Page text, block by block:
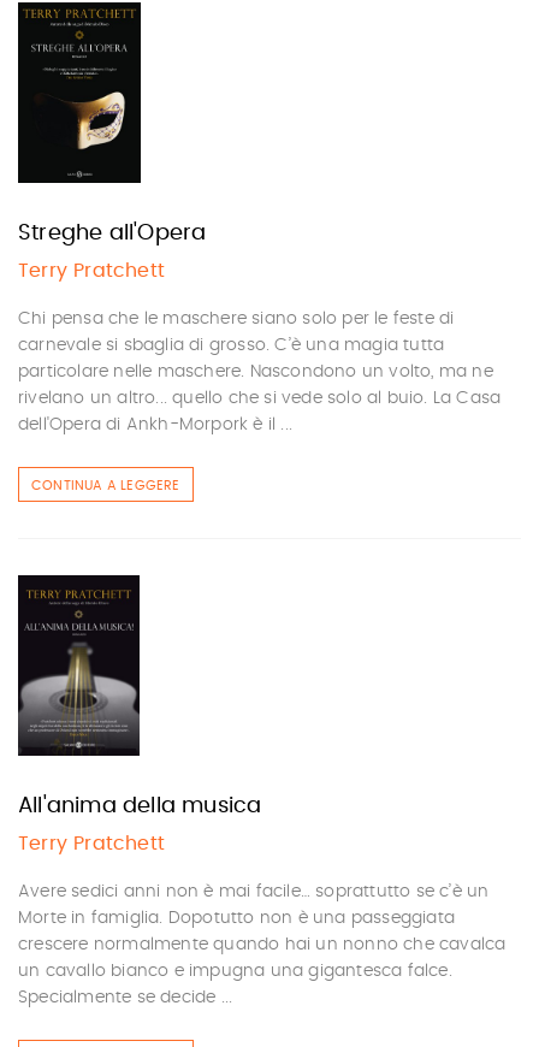
Streghe all'Opera
Terry Pratchett
Chi pensa che le maschere siano solo per le feste di
carnevale si sbaglia di grosso. C’è una magia tutta
particolare nelle maschere. Nascondono un volto, ma ne
rivelano un altro... quello che si vede solo al buio. La Casa
dell'Opera di Ankh-Morpork è il ...
CONTINUA A LEGGERE
All'anima della musica
Terry Pratchett
Avere sedici anni non è mai facile… soprattutto se c’è un
Morte in famiglia. Dopotutto non è una passeggiata
crescere normalmente quando hai un nonno che cavalca
un cavallo bianco e impugna una gigantesca falce.
Specialmente se decide ...